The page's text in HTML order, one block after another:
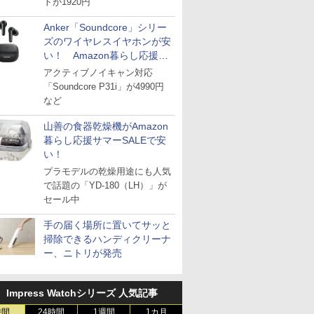
Anker「Soundcore」シリー
ズのワイヤレスイヤホンが安
い！ Amazon暮らし応援サ
マーSALE
アクティブノイキャン対応
「Soundcore P31i」が4990円
など
山善の食器乾燥機がAmazon
暮らし応援サマーSALEで安
い！
プラモデルの乾燥用途にも人気
で話題の「YD-180（LH）」が
セール中
手の届く場所に置いてサッと
掃除できるハンディクリーナ
ー、ニトリが発売
Impress Watchシリーズ 人気記事
24時間 1週間 1カ月